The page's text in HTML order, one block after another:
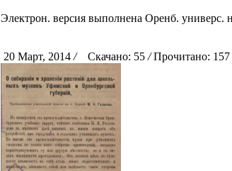
Электрон. версия выполнена Оренб.
20 Март, 2014 /Скачано: 55 /Прочитано: 157